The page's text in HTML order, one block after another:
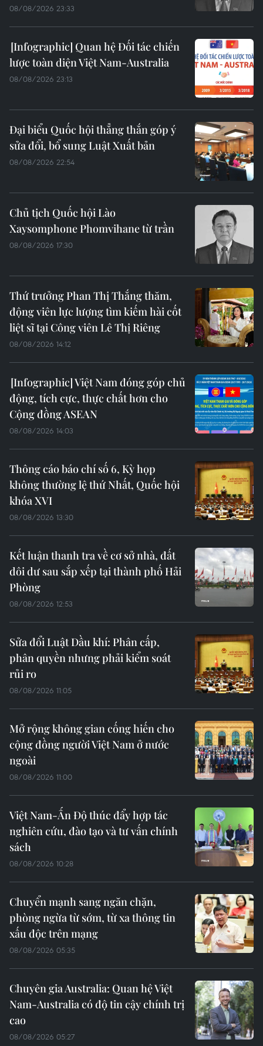
08/08/2026 23:33
Quan hệ Đối tác chiến
lược toàn diện Việt Nam-Australia
08/08/2026 23:13
Đại biểu Quốc hội thẳng thắn góp ý
sửa đổi, bổ sung Luật Xuất bản
08/08/2026 22:54
Chủ tịch Quốc hội Lào
Xaysomphone Phomvihane từ trần
08/08/2026 17:30
Thứ trưởng Phan Thị Thắng thăm,
động viên lực lượng tìm kiếm hài cốt
liệt sĩ tại Công viên Lê Thị Riêng
08/08/2026 14:12
Việt Nam đóng góp chủ
động, tích cực, thực chất hơn cho
Cộng đồng ASEAN
08/08/2026 14:03
Thông cáo báo chí số 6, Kỳ họp
không thường lệ thứ Nhất, Quốc hội
khóa XVI
08/08/2026 13:30
Kết luận thanh tra về cơ sở nhà, đất
dôi dư sau sắp xếp tại thành phố Hải
Phòng
08/08/2026 12:53
Sửa đổi Luật Dầu khí: Phân cấp,
phân quyền nhưng phải kiểm soát
rủi ro
08/08/2026 11:05
Mở rộng không gian cống hiến cho
cộng đồng người Việt Nam ở nước
ngoài
08/08/2026 11:00
Việt Nam-Ấn Độ thúc đẩy hợp tác
nghiên cứu, đào tạo và tư vấn chính
sách
08/08/2026 10:28
Chuyển mạnh sang ngăn chặn,
phòng ngừa từ sớm, từ xa thông tin
xấu độc trên mạng
08/08/2026 05:35
Chuyên gia Australia: Quan hệ Việt
Nam-Australia có độ tin cậy chính trị
cao
08/08/2026 05:27